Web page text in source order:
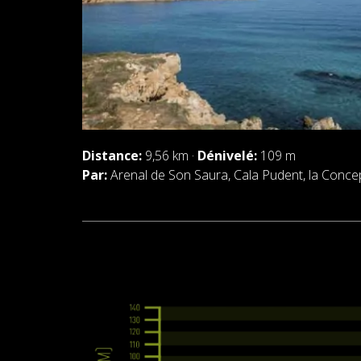
Distance: 9,56 km · Dénivelé: 109 m
Par:Arenal de Son Saura, Cala Pudent, la